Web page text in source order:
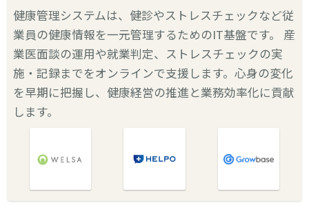
健康管理システムは、健診やストレスチェックなど従
業員の健康情報を一元管理するためのIT基盤です。 産
業医面談の運用や就業判定、ストレスチェックの実
施・記録までをオンラインで支援します。心身の変化
を早期に把握し、健康経営の推進と業務効率化に貢献
します。